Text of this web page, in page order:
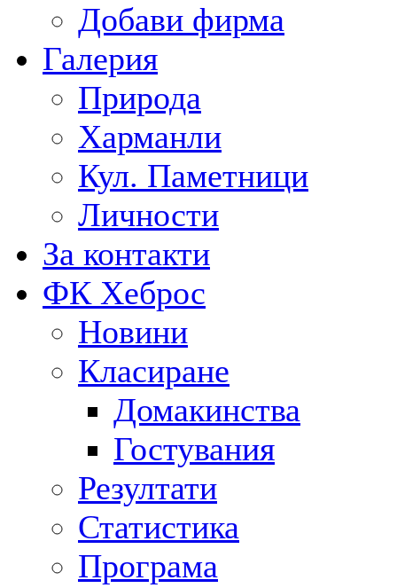
Добави фирма
Галерия
Природа
Харманли
Кул. Паметници
Личности
За контакти
ФК Хеброс
Новини
Класиране
Домакинства
Гостувания
Резултати
Статистика
Програма